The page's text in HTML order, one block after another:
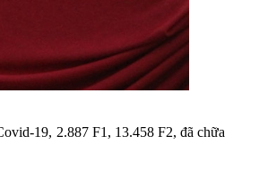
19, 2.887 F1, 13.458 F2, đã chữa